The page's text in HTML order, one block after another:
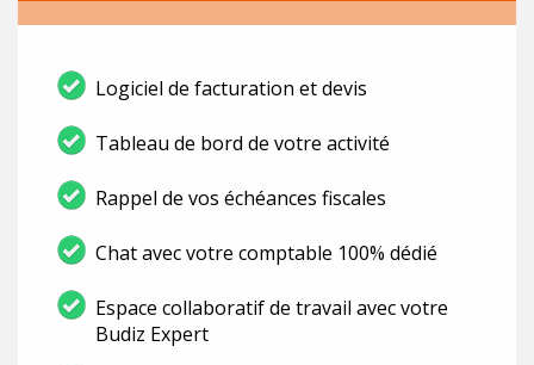
Logiciel de facturation et devis
Tableau de bord de votre activité
Rappel de vos échéances fiscales
Chat avec votre comptable 100% dédié
Espace collaboratif de travail avec votre
Budiz Expert